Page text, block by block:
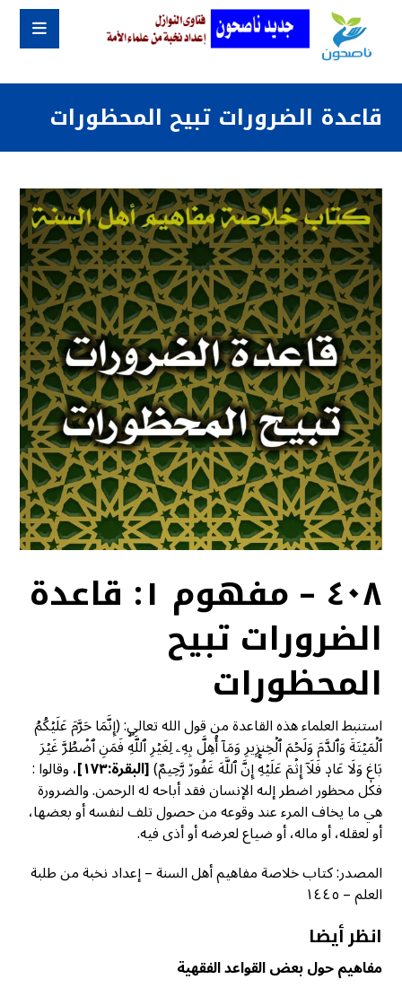
قاعدة الضرورات تبيح المحظورات
٤٠٨ – مفهوم ١: قاعدة
الضرورات تبيح
المحظورات
استنبط العلماء هذه القاعدة من قول الله تعالى: (إِنَّمَا حَرَّمَ عَلَيۡكُمُ
ٱلۡمَيۡتَةَ وَٱلدَّمَ وَلَحۡمَ ٱلۡخِنزِيرِ وَمَآ أُهِلَّ بِهِۦ لِغَيۡرِ ٱللَّهِۖ فَمَنِ ٱضۡطُرَّ غَيۡرَ
بَاغٖ وَلَا عَادٖ فَلَآ إِثۡمَ عَلَيۡهِۚ إِنَّ ٱللَّهَ غَفُورٞ رَّحِيمٌ)[البقرة:١٧٣] ، وقالوا :
فكل محظور اضطر إلىه الإنسان فقد أباحه له الرحمن. والضرورة
هي ما يخاف المرء عند وقوعه من حصول تلف لنفسه أو بعضها،
أو لعقله، أو ماله، أو ضياع لعرضه أو أذى فيه.
المصدر: كتاب خلاصة مفاهيم أهل السنة – إعداد نخبة من طلبة
العلم – ١٤٤٥
انظر أيضا
مفاهيم حول بعض القواعد الفقهية